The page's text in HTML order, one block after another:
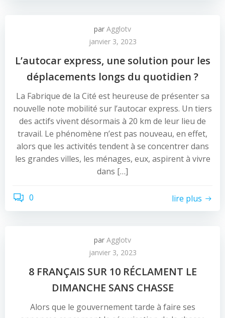
par Agglotv
janvier 3, 2023
L’autocar express, une solution pour les
déplacements longs du quotidien ?
La Fabrique de la Cité est heureuse de présenter sa
nouvelle note mobilité sur l’autocar express. Un tiers
des actifs vivent désormais à 20 km de leur lieu de
travail. Le phénomène n’est pas nouveau, en effet,
alors que les activités tendent à se concentrer dans
les grandes villes, les ménages, eux, aspirent à vivre
dans […]
0 lire plus
par Agglotv
janvier 3, 2023
8 FRANÇAIS SUR 10 RÉCLAMENT LE
DIMANCHE SANS CHASSE
Alors que le gouvernement tarde à faire ses